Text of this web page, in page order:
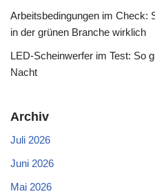
Arbeitsbedingungen im Check:
in der grünen Branche wirklich
LED-Scheinwerfer im Test: So
Nacht
Archiv
Juli 2026
Juni 2026
Mai 2026